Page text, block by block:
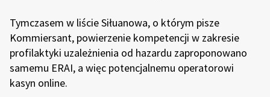
Tymczasem w liście Siłuanowa, o którym pisze
Kommiersant, powierzenie kompetencji w zakresie
profilaktyki uzależnienia od hazardu zaproponowano
samemu ERAI, a więc potencjalnemu operatorowi
kasyn online.